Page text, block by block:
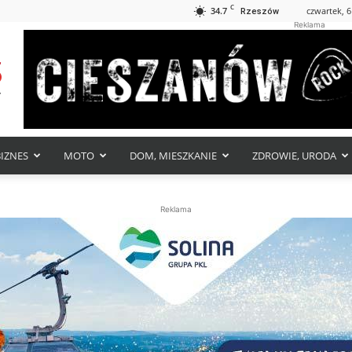
34.7 C Rzeszów czwartek,
Reklama
MOTO DOM, MIESZKANIE ZDROWIE, URODA
Reklama